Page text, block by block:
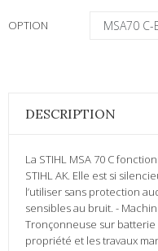
OPTION
DESCRIPTION
La STIHL MSA 70 C
STIHL AK. Elle est si
l’utiliser sans protection
sensibles au bruit. -
Tronçonneuse sur
propriété et les travaux